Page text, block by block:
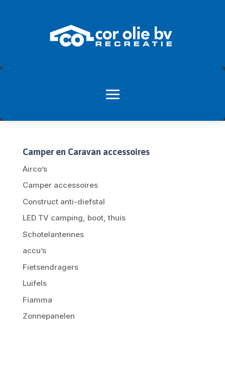
Camper en Caravan accessoires
Airco’s
Camper accessoires
Construct anti-diefstal
LED TV camping, boot, thuis
Schotelantennes
accu’s
Fietsendragers
Luifels
Fiamma
Zonnepanelen